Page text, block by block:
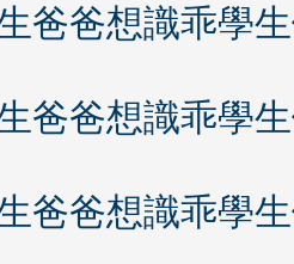
爸爸想識乖學
爸爸想識乖學
爸爸想識乖學